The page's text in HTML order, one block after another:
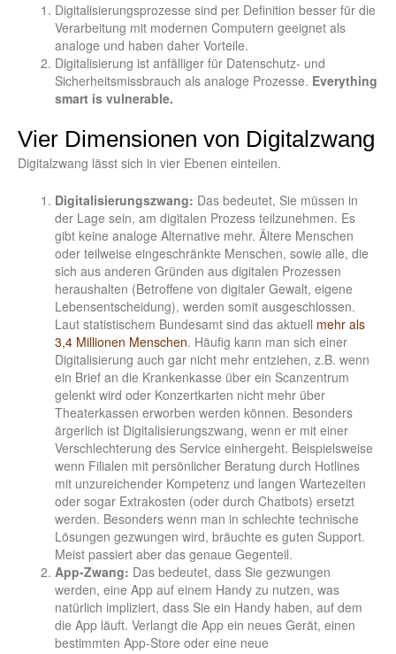
Digitalisierungsprozesse sind per Definition besser für die
Verarbeitung mit modernen Computern geeignet als
analoge und haben daher Vorteile.
Digitalisierung ist anfälliger für Datenschutz- und
Sicherheitsmissbrauch als analoge Prozesse. Everything
smart is vulnerable.
Vier Dimensionen von Digitalzwang
Digitalzwang lässt sich in vier Ebenen einteilen.
Digitalisierungszwang: Das bedeutet, Sie müssen in
der Lage sein, am digitalen Prozess teilzunehmen. Es
gibt keine analoge Alternative mehr. Ältere Menschen
oder teilweise eingeschränkte Menschen, sowie alle, die
sich aus anderen Gründen aus digitalen Prozessen
heraushalten (Betroffene von digitaler Gewalt, eigene
Lebensentscheidung), werden somit ausgeschlossen.
Laut statistischem Bundesamt sind das aktuell mehr als
3,4 Millionen Menschen. Häufig kann man sich einer
Digitalisierung auch gar nicht mehr entziehen, z.B. wenn
ein Brief an die Krankenkasse über ein Scanzentrum
gelenkt wird oder Konzertkarten nicht mehr über
Theaterkassen erworben werden können. Besonders
ärgerlich ist Digitalisierungszwang, wenn er mit einer
Verschlechterung des Service einhergeht. Beispielsweise
wenn Filialen mit persönlicher Beratung durch Hotlines
mit unzureichender Kompetenz und langen Wartezeiten
oder sogar Extrakosten (oder durch Chatbots) ersetzt
werden. Besonders wenn man in schlechte technische
Lösungen gezwungen wird, bräuchte es guten Support.
Meist passiert aber das genaue Gegenteil.
App-Zwang: Das bedeutet, dass Sie gezwungen
werden, eine App auf einem Handy zu nutzen, was
natürlich impliziert, dass Sie ein Handy haben, auf dem
die App läuft. Verlangt die App ein neues Gerät, einen
bestimmten App-Store oder eine neue